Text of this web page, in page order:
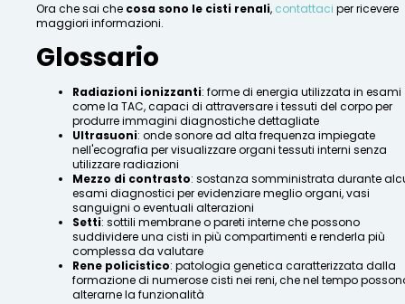
Ora che sai che cosa sono le cisti renali, contattaci per ricevere
maggiori informazioni.
Glossario
Radiazioni ionizzanti: forme di energia utilizzata in esami
come la TAC, capaci di attraversare i tessuti del corpo per
produrre immagini diagnostiche dettagliate
Ultrasuoni: onde sonore ad alta frequenza impiegate
nell'ecografia per visualizzare organi tessuti interni senza
utilizzare radiazioni
Mezzo di contrasto: sostanza somministrata durante
esami diagnostici per evidenziare meglio organi, vasi
sanguigni o eventuali alterazioni
Setti: sottili membrane o pareti interne che possono
suddividere una cisti in più compartimenti e renderla più
complessa da valutare
Rene policistico: patologia genetica caratterizzata dalla
formazione di numerose cisti nei reni, che nel tempo
alterarne la funzionalità